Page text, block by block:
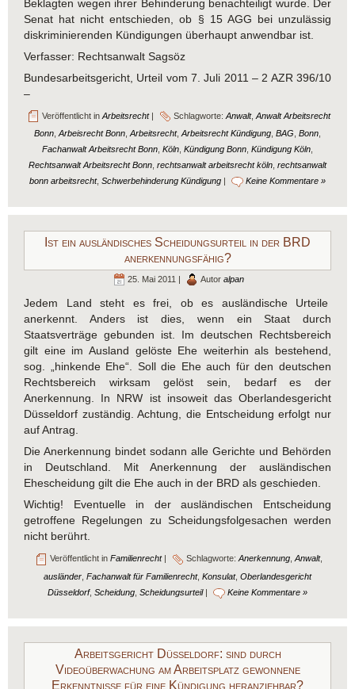
Beklagten wegen ihrer Behinderung benachteiligt wurde. Der
Senat hat nicht entschieden, ob § 15 AGG bei unzulässig
diskriminierenden Kündigungen überhaupt anwendbar ist.
Verfasser: Rechtsanwalt Sagsöz
Bundesarbeitsgericht, Urteil vom 7. Juli 2011 – 2 AZR 396/10
–
Veröffentlicht in Arbeitsrecht| Schlagworte: Anwalt, Anwalt Arbeitsrecht
Bonn Arbeisrecht Bonn Arbeitsrecht, Arbeitsrecht Kündigung BAG Bonn
Fachanwalt Arbeitsrecht Bonn Köln Kündigung Bonn Kündigung Köln
Rechtsanwalt Arbeitsrecht Bonn rechtsanwalt arbeitsrecht köln rechtsanwalt
bonn arbeitsrecht, Schwerbehinderung Kündigung | Keine Kommentare »
Ist ein ausländisches Scheidungsurteil in der BRD
anerkennungsfähig?
25. Mai 2011 | Autor alpan
Jedem Land steht es frei, ob es ausländische Urteile
anerkennt. Anders ist dies, wenn ein Staat durch
Staatsverträge gebunden ist. Im deutschen Rechtsbereich
gilt eine im Ausland gelöste Ehe weiterhin als bestehend,
sog. „hinkende Ehe“. Soll die Ehe auch für den deutschen
Rechtsbereich wirksam gelöst sein, bedarf es der
Anerkennung. In NRW ist insoweit das Oberlandesgericht
Düsseldorf zuständig. Achtung, die Entscheidung erfolgt nur
auf Antrag.
Die Anerkennung bindet sodann alle Gerichte und Behörden
in Deutschland. Mit Anerkennung der ausländischen
Ehescheidung gilt die Ehe auch in der BRD als geschieden.
Wichtig! Eventuelle in der ausländischen Entscheidung
getroffene Regelungen zu Scheidungsfolgesachen werden
nicht berührt.
Veröffentlicht in Familienrecht| Schlagworte:Anerkennung,Anwalt,
ausländer Fachanwalt für Familienrecht, Konsulat, Oberlandesgericht
Düsseldorf, Scheidung Scheidungsurteil| Keine Kommentare »
Arbeitsgericht Düsseldorf: sind durch
Videoüberwachung am Arbeitsplatz gewonnene
Erkenntnisse für eine Kündigung heranziehbar?